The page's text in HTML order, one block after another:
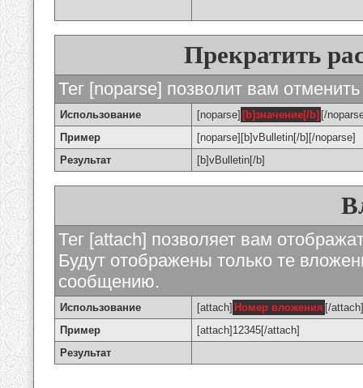
Прекратить
Тег [noparse] позволит вам
Использование [noparse] [b]значение[/b] [/
Пример
[noparse][b]vBulletin[/b][/noparse]
Результат
[b]vBulletin[/b]
Тег [attach] позволяет вам
Будут отображены только те
сообщению.
Использование [attach] Номер вложения [/attach]
Пример
[attach]12345[/attach]
Результат